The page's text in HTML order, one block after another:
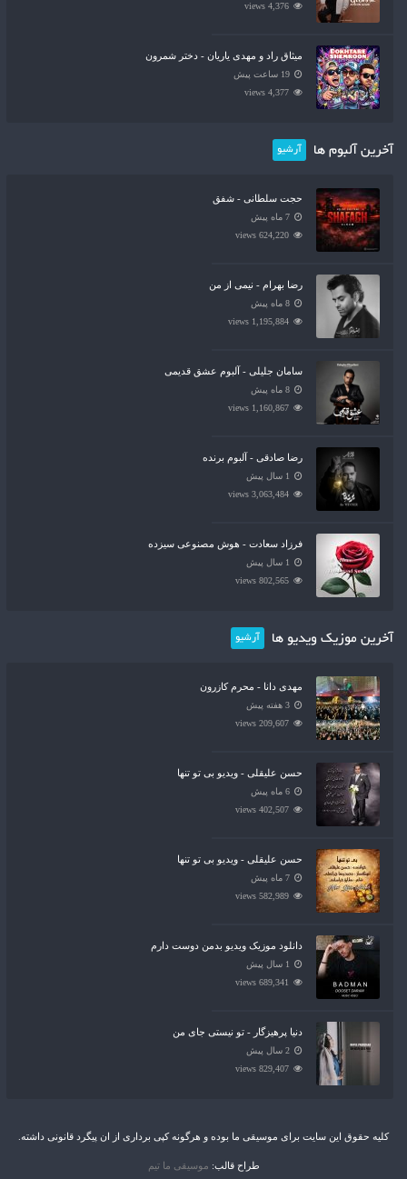
4,376 views
میثاق راد و مهدی یاریان - دختر شمرون
19 ساعت پیش
4,377 views
آخرین آلبوم ها آرشیو
حجت سلطانی - شفق
7 ماه پیش
624,220 views
رضا بهرام - نیمی از من
8 ماه پیش
1,195,884 views
سامان جلیلی - آلبوم عشق قدیمی
8 ماه پیش
1,160,867 views
رضا صادقی - آلبوم برنده
1 سال پیش
3,063,484 views
فرزاد سعادت - هوش مصنوعی سیزده
1 سال پیش
802,565 views
آخرین موزیک ویدیو ها آرشیو
مهدی دانا - محرم کازرون
3 هفته پیش
209,607 views
حسن علیقلی - ویدیو بی تو تنها
6 ماه پیش
402,507 views
حسن علیقلی - ویدیو بی تو تنها
7 ماه پیش
582,989 views
دانلود موزیک ویدیو بدمن دوست دارم
1 سال پیش
689,341 views
دنیا پرهیزگار - تو نیستی جای من
2 سال پیش
829,407 views
کلیه حقوق این سایت برای موسیقی ما بوده و هرگونه کپی برداری از ان پیگرد قانونی داشته.
طراح قالب: موسیقی ما تیم